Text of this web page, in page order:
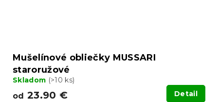
Mušelínové obliečky MUSSARI
staroružové
Skladom (>10 ks)
od 23.90 € Detail